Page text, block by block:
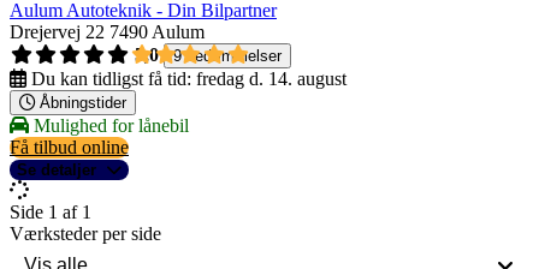
Aulum Autoteknik - Din Bilpartner
Drejervej 22 7490 Aulum
5,0
9 bedømmelser
Du kan tidligst få tid: fredag d. 14. august
Åbningstider
Mulighed for lånebil
Få tilbud online
Se detaljer
Side 1 af 1
Værksteder per side